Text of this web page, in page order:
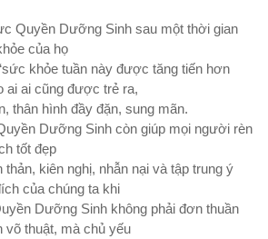
Quyền Dưỡng Sinh sau một thời gian
của họ
khỏe tuần này được tăng tiến hơn
ai ai cũng được trẻ ra,
thân hình đầy đặn, sung mãn.
Dưỡng Sinh còn giúp mọi người rèn
tốt đẹp
kiên nghị, nhẫn nại và tập trung ý
của chúng ta khi
Dưỡng Sinh không phải đơn thuần
võ thuật, mà chủ yếu